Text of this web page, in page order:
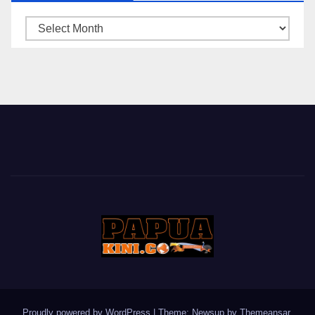
ARSIP
Proudly powered by WordPress Theme: Newsup by Themeansar.